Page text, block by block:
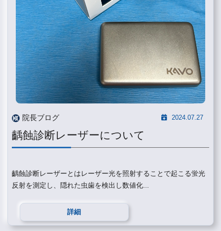
院長ブログ 2024.07.27
齲蝕診断レーザーについて
齲蝕診断レーザーとはレーザー光を照射することで起こる蛍光
反射を測定し、隠れた虫歯を検出し数値化...
詳細